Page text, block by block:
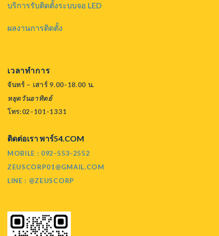
บริการรับติดตั้งระบบจอ LED
ผลงานการติดตั้ง
เวลาทำการ
จันทร์ – เสาร์ 9.00-18.00 น.
หยุดวันอาทิตย์
โทร:02-101-1331
ติดต่อเรา พาร์54.COM
MOBILE : 092-553-2552
ZEUSCORP01@GMAIL.COM
LINE : @ZEUSCORP